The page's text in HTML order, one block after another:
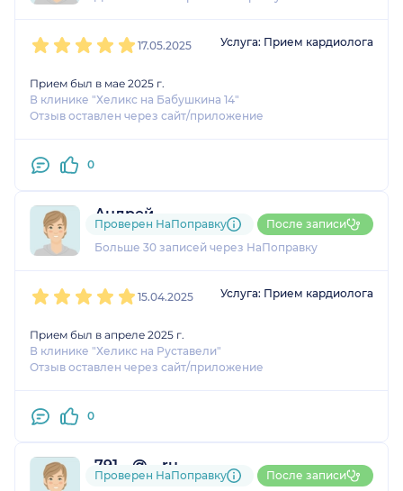
17.05.2025 Услуга: Прием кардиолога
Прием был в мае 2025 г.
В клинике "Хеликс на Бабушкина 14"
Отзыв оставлен через сайт/приложение
0
Андрей
11 отзывов и3 оценки
Больше 30 записей через НаПоправку
Проверен НаПоправку После записи
15.04.2025 Услуга: Прием кардиолога
Прием был в апреле 2025 г.
В клинике "Хеликс на Руставели"
Отзыв оставлен через сайт/приложение
0
791....@....ru
3 оценки
Проверен НаПоправку После записи